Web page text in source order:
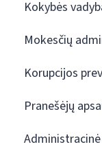
Kokybės
Mokesčių
Korupcijos
Pranešėjų